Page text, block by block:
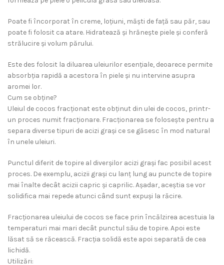
Poate fi încorporat în creme, loțiuni, măști de față sau păr, sau
poate fi folosit ca atare. Hidratează și hrănește piele și conferă
strălucire și volum părului.
Este des folosit la diluarea uleiurilor esențiale, deoarece permite
absorbția rapidă a acestora în piele și nu intervine asupra
aromei lor.
Cum se obține?
Uleiul de cocos fracționat este obținut din ulei de cocos, printr-
un proces numit fracționare. Fracționarea se folosește pentru a
separa diverse tipuri de acizi grași ce se găsesc în mod natural
în unele uleiuri.
Punctul diferit de topire al diverșilor acizi grași fac posibil acest
proces. De exemplu, acizii grași cu lanț lung au puncte de topire
mai înalte decât acizii capric și caprilic. Așadar, aceștia se vor
solidifica mai repede atunci când sunt expuși la răcire.
Fracționarea uleiului de cocos se face prin încălzirea acestuia la
temperaturi mai mari decât punctul său de topire. Apoi este
lăsat să se răcească. Fracția solidă este apoi separată de cea
lichidă.
Utilizări: